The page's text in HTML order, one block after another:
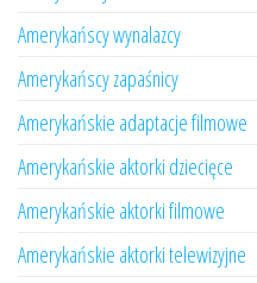
Amerykańscy wynalazcy
Amerykańscy zapaśnicy
Amerykańskie adaptacje filmowe
Amerykańskie aktorki dziecięce
Amerykańskie aktorki filmowe
Amerykańskie aktorki telewizyjne